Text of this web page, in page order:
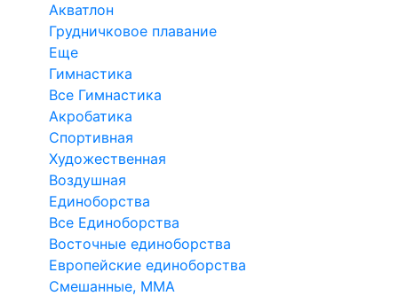
Акватлон
Грудничковое плавание
Еще
Гимнастика
Все Гимнастика
Акробатика
Спортивная
Художественная
Воздушная
Единоборства
Все Единоборства
Восточные единоборства
Европейские единоборства
Смешанные, ММА